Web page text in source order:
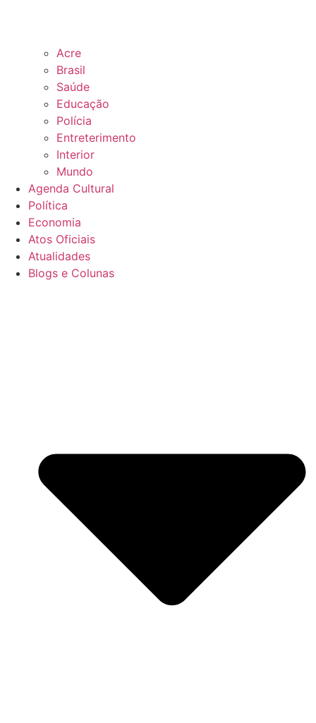
Acre
Brasil
Saúde
Educação
Polícia
Entreterimento
Interior
Mundo
Agenda Cultural
Política
Economia
Atos Oficiais
Atualidades
Blogs e Colunas